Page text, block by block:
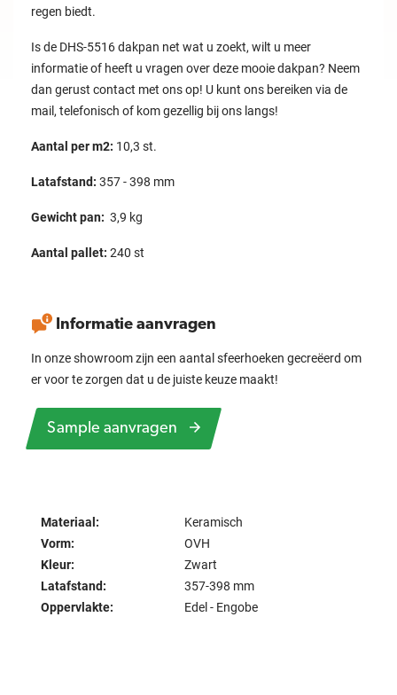
regen biedt.
Is de DHS-5516 dakpan net wat u zoekt, wilt u meer
informatie of heeft u vragen over deze mooie dakpan? Neem
dan gerust contact met ons op! U kunt ons bereiken via de
mail, telefonisch of kom gezellig bij ons langs!
Aantal per m2: 10,3 st.
Latafstand: 357 - 398 mm
Gewicht pan: 3,9 kg
Aantal pallet: 240 st
Informatie aanvragen
In onze showroom zijn een aantal sfeerhoeken gecreëerd om
er voor te zorgen dat u de juiste keuze maakt!
Sample aanvragen
Materiaal:
Keramisch
Vorm:
OVH
Kleur:
Zwart
Latafstand:
357-398 mm
Oppervlakte:
Edel - Engobe